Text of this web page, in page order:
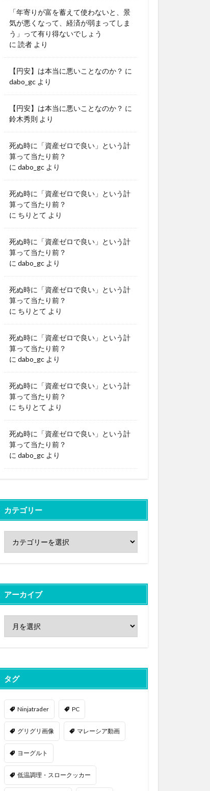
「年寄りが富を蓄えて使わないと、景
気が悪くなって、経済が弱まってしま
う」って有り得ないでしょう
に 読者 より
【円安】は本当に悪いことなのか？ に
dabo_gc より
【円安】は本当に悪いことなのか？ に
鈴木秀則 より
死ぬ時に「資産ゼロで良い」という計
算って当たり前？
に dabo_gc より
死ぬ時に「資産ゼロで良い」という計
算って当たり前？
に ちりとて より
死ぬ時に「資産ゼロで良い」という計
算って当たり前？
に dabo_gc より
死ぬ時に「資産ゼロで良い」という計
算って当たり前？
に ちりとて より
死ぬ時に「資産ゼロで良い」という計
算って当たり前？
に dabo_gc より
死ぬ時に「資産ゼロで良い」という計
算って当たり前？
に ちりとて より
死ぬ時に「資産ゼロで良い」という計
算って当たり前？
に dabo_gc より
カテゴリー
アーカイブ
タグ
Ninjatrader PC
グリグリ画像 マレーシア動画
ヨーグルト
低温調理・スロークッカー